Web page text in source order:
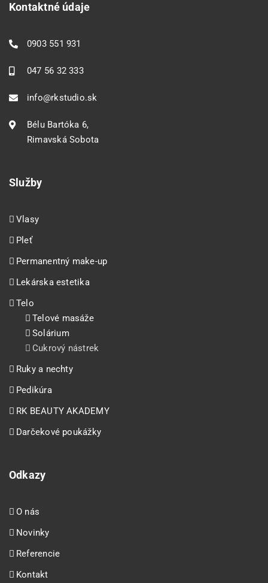
Kontaktné údaje
0903 551 931
047 56 32 333
info@rkstudio.sk
Bélu Bartóka 6,
Rimavská Sobota
Služby
Vlasy
Pleť
Permanentný make-up
Lekárska estetika
Telo
Telové masáže
Solárium
Cukrový nástrek
Ruky a nechty
Pedikúra
RK BEAUTY AKADEMY
Darčekové poukážky
Odkazy
O nás
Novinky
Referencie
Kontakt